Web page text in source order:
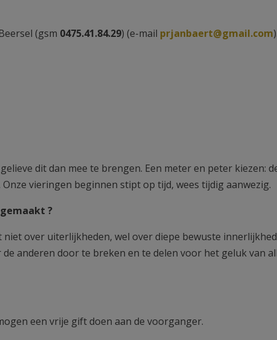
(gsm 0475.41.84.29) (e-mail prjanbaert@gmail.com
dit dan mee te brengen. Een meter en peter kiezen:
vieringen beginnen stipt op tijd, wees tijdig aanwezig.
?
over uiterlijkheden, wel over diepe bewuste
de anderen door te breken en te delen voor het geluk van
een vrije gift doen aan de voorganger.